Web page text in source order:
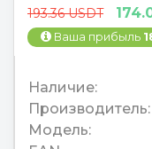
193.36 USDT
Ваша прибыль
Наличие:
Производитель:
Модель: